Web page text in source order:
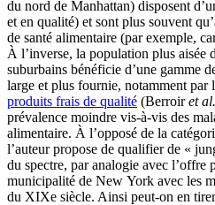
du nord de Manhattan) disposent
et en qualité) et sont plus souvent
de santé alimentaire (par exemple,
À l’inverse, la population plus aisée
suburbains bénéficie d’une gamme
large et plus fournie, notamment par
produits frais de qualité (Berroiret al.
prévalence moindre vis-à-vis des
alimentaire. À l’opposé de la
l’auteur propose de qualifier de «
du spectre, par analogie avec l’offre
municipalité de New York avec les
du XIXe siècle. Ainsi peut-on en